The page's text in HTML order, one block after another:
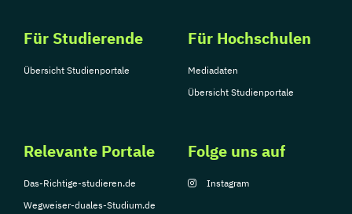
Für Studierende
Übersicht Studienportale
Für Hochschulen
Mediadaten
Übersicht Studienportale
Relevante Portale
Das-Richtige-studieren.de
Wegweiser-duales-Studium.de
Folge uns auf
Instagram